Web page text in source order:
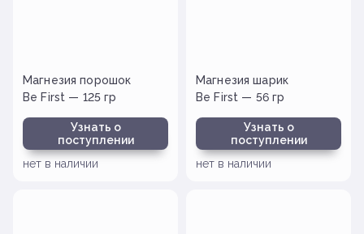
Магнезия порошок
Be First — 125 гр
Узнать о
поступлении
нет в наличии
Магнезия шарик
Be First — 56 гр
Узнать о
поступлении
нет в наличии